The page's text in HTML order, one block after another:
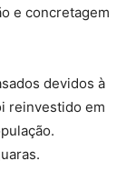
e concretagem
devidos à
reinvestido em